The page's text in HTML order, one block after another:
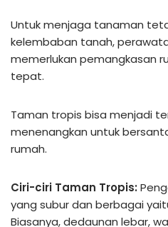
Untuk menjaga tanaman
kelembaban tanah,
memerlukan pemangkasan
tepat.
Taman tropis bisa menjadi
menenangkan untuk
rumah.
Ciri-ciri Taman Tropis:
yang subur dan berbagai
Biasanya, dedaunan lebar,